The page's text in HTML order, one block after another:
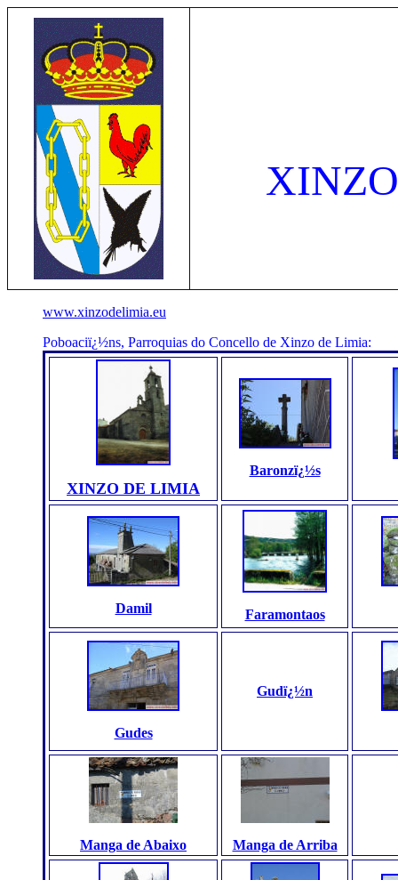
www.xinzodelimia.eu
Poboaciï¿½ns, Parroquias do Concello de Xinzo de Limia:
XINZO DE LIMIA
Baronzï¿½s
Damil Faramontaos
Gudes
Gudï¿½n
Manga de Abaixo Manga de Arriba